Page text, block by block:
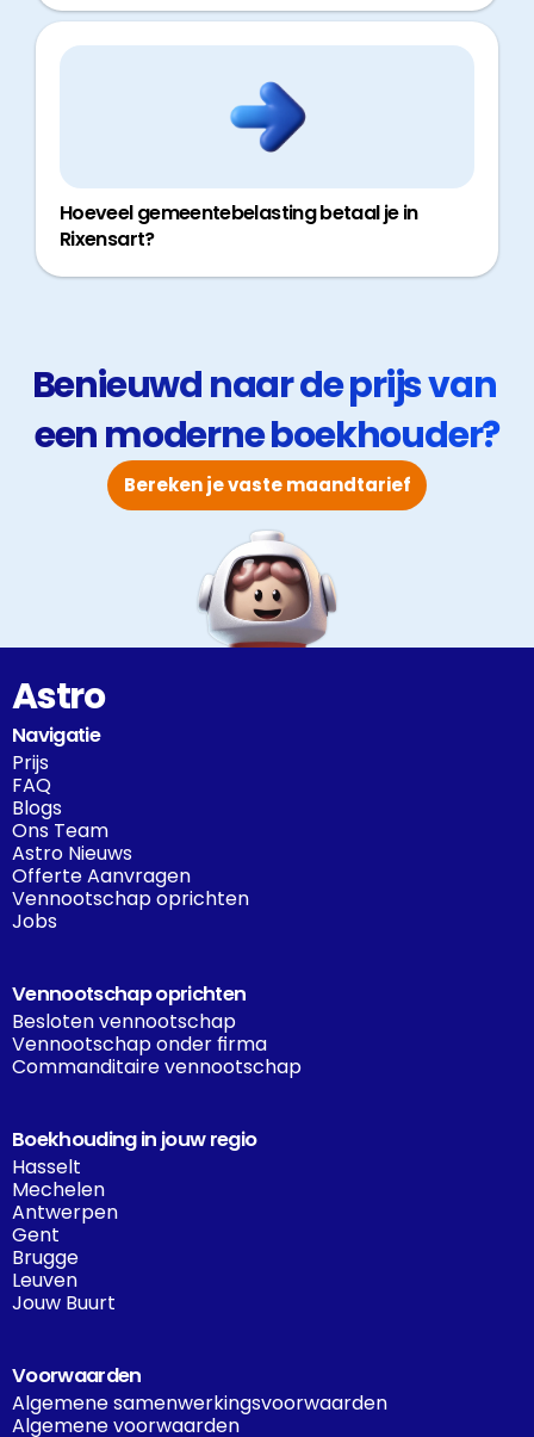
Hoeveel gemeentebelasting betaal je in
Rixensart?
Benieuwd naar de prijs van
een moderne boekhouder?
Bereken je vaste maandtarief
Astro
Navigatie
Prijs
FAQ
Blogs
Ons Team
Astro Nieuws
Offerte Aanvragen
Vennootschap oprichten
Jobs
Vennootschap oprichten
Besloten vennootschap
Vennootschap onder firma
Commanditaire vennootschap
Boekhouding in jouw regio
Hasselt
Mechelen
Antwerpen
Gent
Brugge
Leuven
Jouw Buurt
Voorwaarden
Algemene samenwerkingsvoorwaarden
Algemene voorwaarden